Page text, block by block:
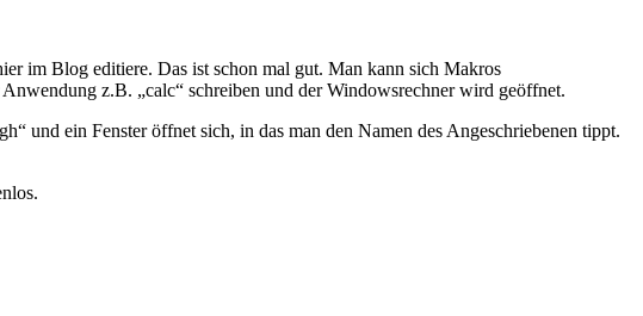
im Blog editiere. Das ist schon mal gut. Man kann sich Makros
z.B. „calc“ schreiben und der Windowsrechner wird geöffnet.
und ein Fenster öffnet sich, in das man den Namen des Angeschriebenen tippt.